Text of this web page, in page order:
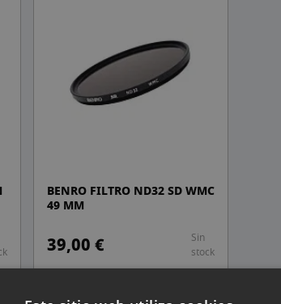
BENRO FILTRO ND32 SD WMC
49 MM
39,00 €
Sin
stock